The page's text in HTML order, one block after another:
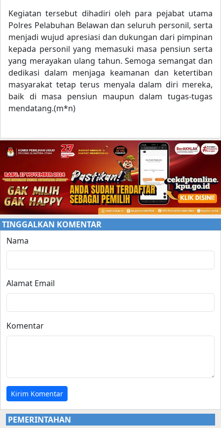
Kegiatan tersebut dihadiri oleh para pejabat utama
Polres Pelabuhan Belawan dan seluruh personil, serta
menjadi wujud apresiasi dan dukungan dari pimpinan
kepada personil yang memasuki masa pensiun serta
yang merayakan ulang tahun. Semoga semangat dan
dedikasi dalam menjaga keamanan dan ketertiban
masyarakat tetap terus menyala dalam diri mereka,
baik di masa pensiun maupun dalam tugas-tugas
mendatang.(m*n)
TINGGALKAN KOMENTAR
Nama
Alamat Email
Komentar
Kirim Komentar
PEMERINTAHAN